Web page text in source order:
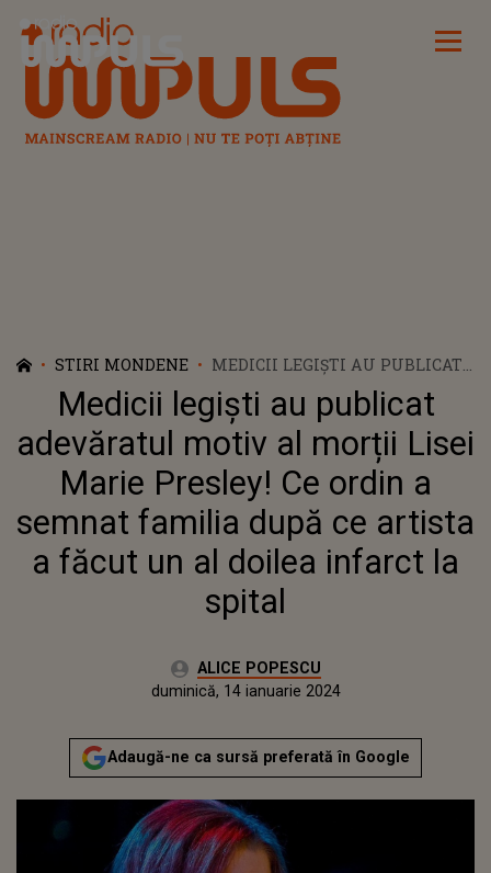
Radio Impuls
STIRI MONDENE
MEDICII LEGIȘTI AU PUBLICAT
ADEVĂRATUL MOTIV AL
MORȚII LISEI MARIE PRESLEY!
CE ORDIN A SEMNAT FAMILIA
DUPĂ CE ARTISTA A FĂCUT UN
AL DOILEA INFARCT LA SPITAL
Medicii legiști au publicat
adevăratul motiv al morții Lisei
Marie Presley! Ce ordin a
semnat familia după ce artista
a făcut un al doilea infarct la
spital
Autor:ALICE POPESCU
sâmbătă, 14 ianuarie 2023
Actualizat:
duminică, 14 ianuarie 2024
Adaugă-ne ca sursă preferată în Google